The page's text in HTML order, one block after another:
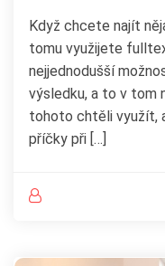
Když chcete najít
tomu využijete
nejjednodušší
výsledku, a to v tom
tohoto chtěli využít,
příčky při […]